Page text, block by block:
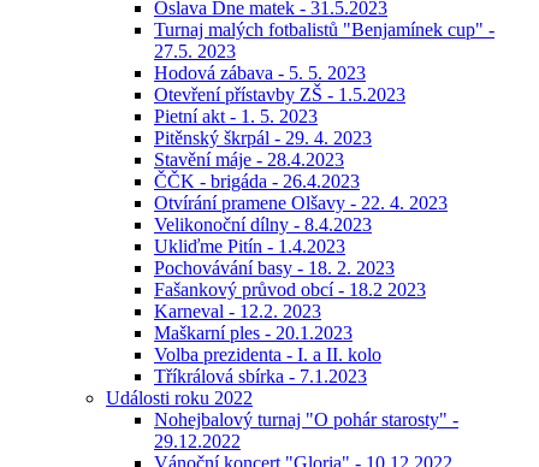
Oslava Dne matek - 31.5.2023
Turnaj malých fotbalistů "Benjamínek cup" -
27.5. 2023
Hodová zábava - 5. 5. 2023
Otevření přístavby ZŠ - 1.5.2023
Pietní akt - 1. 5. 2023
Pitěnský škrpál - 29. 4. 2023
Stavění máje - 28.4.2023
ČČK - brigáda - 26.4.2023
Otvírání pramene Olšavy - 22. 4. 2023
Velikonoční dílny - 8.4.2023
Ukliďme Pitín - 1.4.2023
Pochovávání basy - 18. 2. 2023
Fašankový průvod obcí - 18.2 2023
Karneval - 12.2. 2023
Maškarní ples - 20.1.2023
Volba prezidenta - I. a II. kolo
Tříkrálová sbírka - 7.1.2023
Události roku 2022
Nohejbalový turnaj "O pohár starosty" -
29.12.2022
Vánoční koncert "Gloria" - 10.12.2022